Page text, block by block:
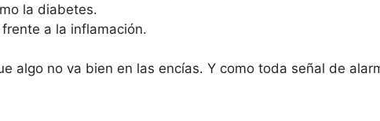
la diabetes.
a la inflamación.
algo no va bien en las encías. Y como toda señal de